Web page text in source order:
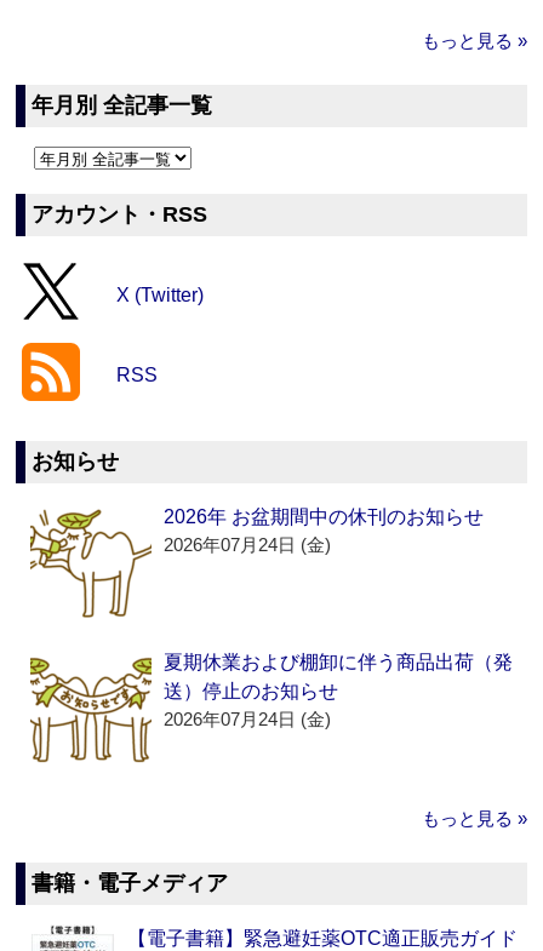
もっと見る »
年月別 全記事一覧
アカウント・RSS
X (Twitter)
RSS
お知らせ
2026年 お盆期間中の休刊のお知らせ
2026年07月24日 (金)
夏期休業および棚卸に伴う商品出荷（発
送）停止のお知らせ
2026年07月24日 (金)
もっと見る »
書籍・電子メディア
【電子書籍】緊急避妊薬OTC適正販売ガイド